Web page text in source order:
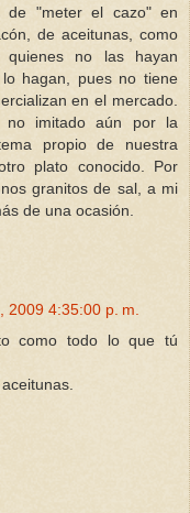
de "meter el cazo" en
de aceitunas, como
no las hayan
hagan, pues no tiene
en el mercado.
no imitado aún por la
propio de nuestra
plato conocido. Por
granitos de sal, a mi
de una ocasión.
4:35:00 p. m.
como todo lo que tú